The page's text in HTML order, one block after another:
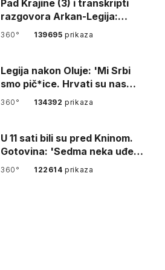
Pad Krajine (3) i transkripti
razgovora Arkan-Legija:
'Čujem, prelazite ustašam…
360° 139695prikaza
Legija nakon Oluje: 'Mi Srbi
smo pič*ice. Hrvati su nas
pomeli!'
360° 134392prikaza
U 11 sati bili su pred Kninom.
Gotovina: 'Sedma neka uđe,
4. gardijska neka g…
360° 122614prikaza